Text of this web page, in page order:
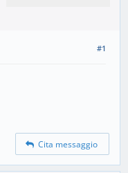
#1
Cita messaggio